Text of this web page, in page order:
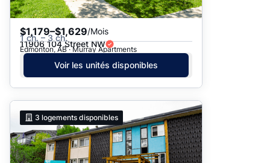
$1,179–$1,629/Mois
1 ch. – 3 ch.
11906 104 Street NW
Edmonton, AB · Murray Apartments
Voir les unités disponibles
3 logements disponibles